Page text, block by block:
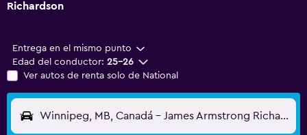
Richardson
Entrega en el mismo punto
Edad del conductor: 25-26
Ver autos de renta solo de National
Winnipeg, MB, Canadá - James Armstrong Richardson (YWG)